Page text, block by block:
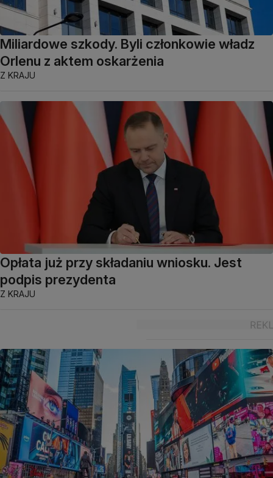
Miliardowe szkody. Byli członkowie władz
Orlenu z aktem oskarżenia
Z KRAJU
Opłata już przy składaniu wniosku. Jest
podpis prezydenta
Z KRAJU